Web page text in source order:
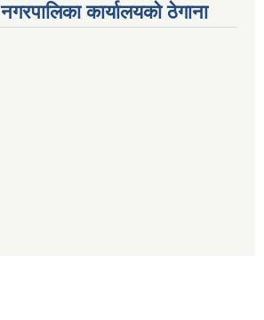
नगरपालिका कार्यालयको ठेगाना